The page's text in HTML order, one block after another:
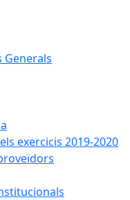
Generals
exercicis 2019-2020